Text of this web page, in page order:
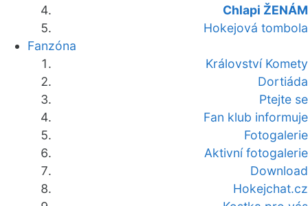
Chlapi ŽENÁM
Hokejová tombola
Fanzóna
Království Komety
Dortiáda
Ptejte se
Fan klub informuje
Fotogalerie
Aktivní fotogalerie
Download
Hokejchat.cz